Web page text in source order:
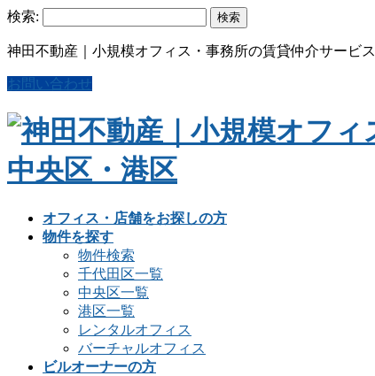
検索:
神田不動産｜小規模オフィス・事務所の賃貸仲介サービス
お問い合わせ
オフィス・店舗をお探しの方
物件を探す
物件検索
千代田区一覧
中央区一覧
港区一覧
レンタルオフィス
バーチャルオフィス
ビルオーナーの方